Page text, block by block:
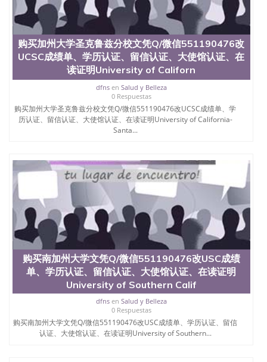
购买加州大学圣克鲁兹分校文凭Q/微信551190476改
UCSC成绩单、学历认证、留信认证、大使馆认证、在
读证明University of Californ
dfnsen Salud y Belleza
0 Respuestas
购买加州大学圣克鲁兹分校文凭Q/微信551190476改UCSC成绩单、学
历认证、留信认证、大使馆认证、在读证明University of California-
Santa...
购买南加州大学文凭Q/微信551190476改USC成绩
单、学历认证、留信认证、大使馆认证、在读证明
University of Southern Calif
dfnsen Salud y Belleza
0 Respuestas
购买南加州大学文凭Q/微信551190476改USC成绩单、学历认证、留信
认证、大使馆认证、在读证明University of Southern...